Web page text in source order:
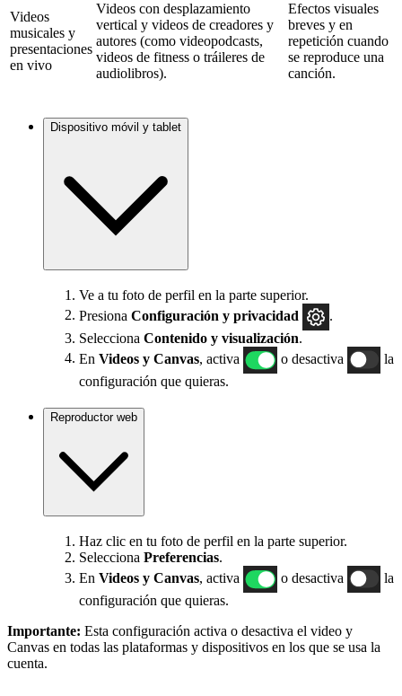
Videos
musicales y
presentaciones
en vivo
Videos con desplazamiento
vertical y videos de creadores y
autores (como videopodcasts,
videos de fitness o tráileres de
audiolibros).
Efectos visuales
breves y en
repetición cuando
se reproduce una
canción.
Dispositivo móvil y tablet
Ve a tu foto de perfil en la parte superior.
Presiona Configuración y privacidad
Selecciona Contenido y visualización.
En Videos y Canvas , activa o desactiva
la
configuración que quieras.
Reproductor web
Haz clic en tu foto de perfil en la parte superior.
Selecciona Preferencias.
En Videos y Canvas, activa o desactiva
la
configuración que quieras.
Importante: Esta configuración activa o desactiva el video y
Canvas en todas las plataformas y dispositivos en los que se usa la
cuenta.